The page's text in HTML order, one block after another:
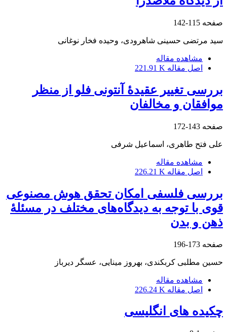
صفحه 115-142
سید مرتضی حسینی شاهرودی، وحیده فخار نوغانی
مشاهده مقاله
اصل مقاله 221.91 K
بررسی تغییر عقیدۀ آنتونی فلو از منظر
موافقان و مخالفان
صفحه 143-172
علی فتح طاهری، اسماعیل شرفی
مشاهده مقاله
اصل مقاله 226.21 K
بررسی فلسفی امکان تحقق هوش ‌مصنوعی
قوی با توجه به دیدگاه‌های مختلف در مسئلۀ
ذهن و بدن
صفحه 173-196
حسین مطلبی کربکندی، بهروز مینایی، عسگر دیرباز
مشاهده مقاله
اصل مقاله 226.24 K
چکیده های انگلیسی